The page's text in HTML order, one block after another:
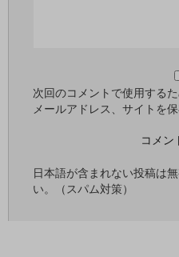
次回のコメントで使用する
メールアドレス、サイトを保
日本語が含まれない投稿は
い。（スパム対策）